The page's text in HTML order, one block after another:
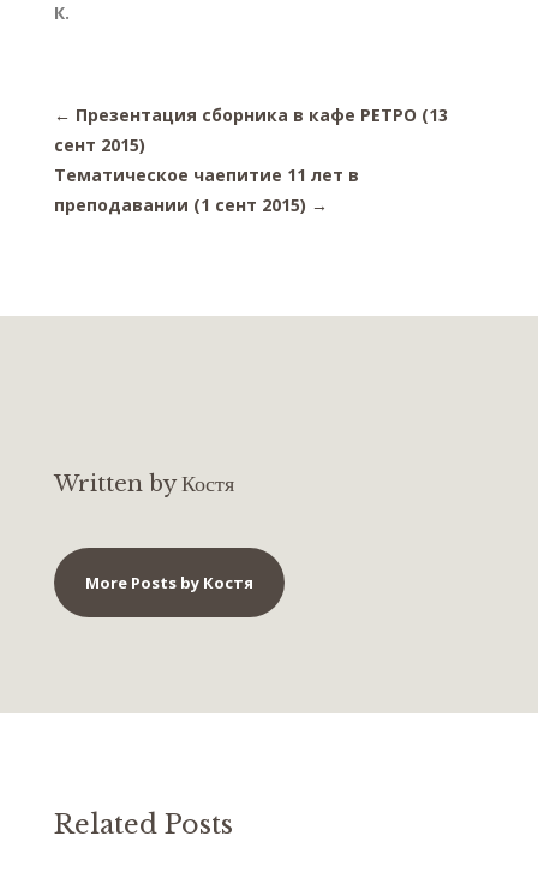
К.
← Презентация сборника в кафе РЕТРО (13
сент 2015)
Тематическое чаепитие 11 лет в
преподавании (1 сент 2015) →
Written by Костя
More Posts by Костя
Related Posts